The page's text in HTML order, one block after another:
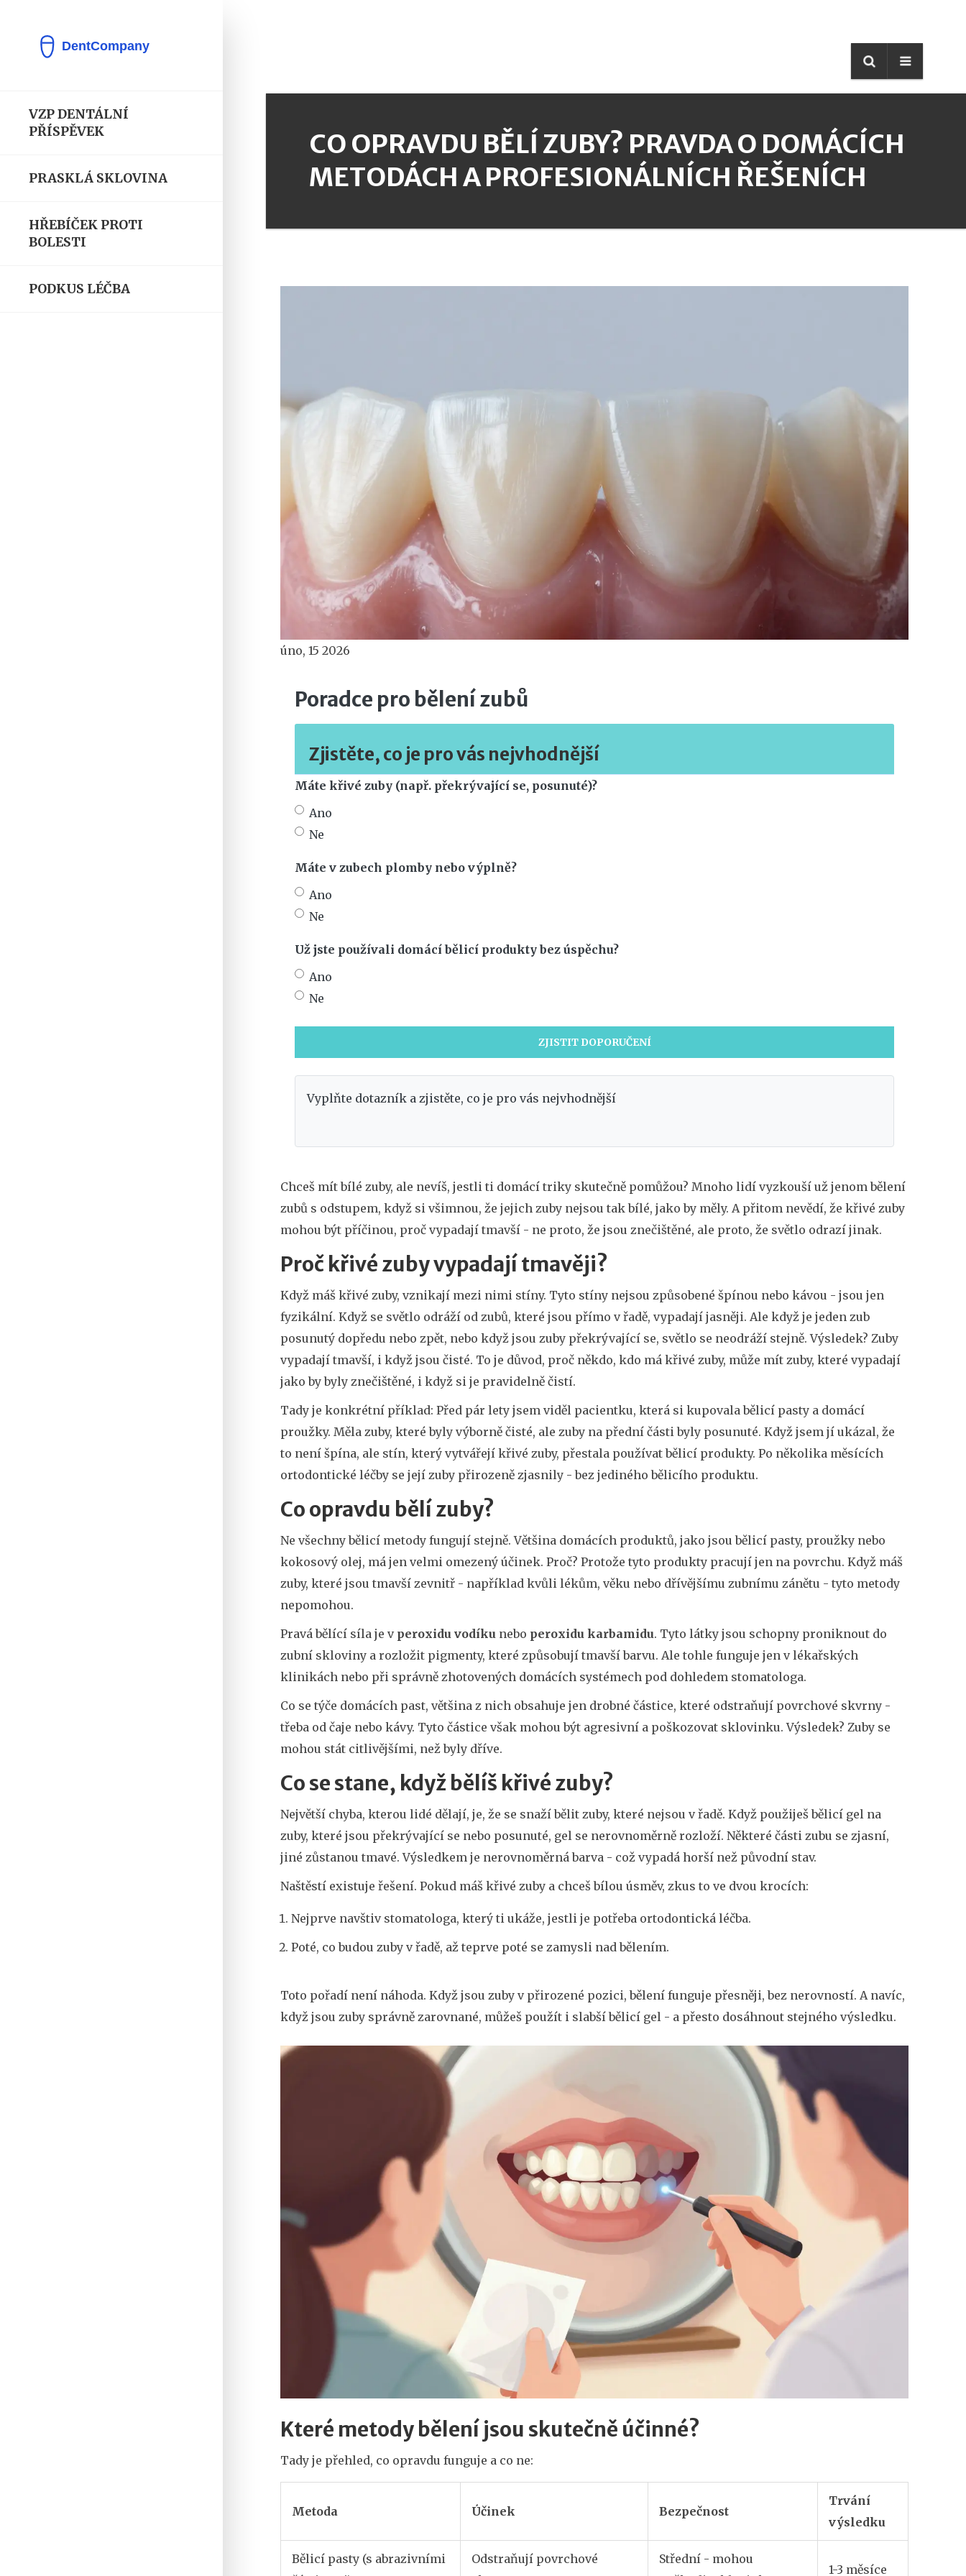
VZP DENTÁLNÍ
PŘÍSPĚVEK
PRASKLÁ SKLOVINA
HŘEBÍČEK PROTI
BOLESTI
PODKUS LÉČBA
CO OPRAVDU BĚLÍ ZUBY? PRAVDA O DOMÁCÍCH
METODÁCH A PROFESIONÁLNÍCH ŘEŠENÍCH
úno, 15 2026
Poradce pro bělení zubů
Zjistěte, co je pro vás nejvhodnější
Máte křivé zuby (např. překrývající se, posunuté)?
Ano
Ne
Máte v zubech plomby nebo výplně?
Ano
Ne
Už jste používali domácí bělicí produkty bez úspěchu?
Ano
Ne
ZJISTIT DOPORUČENÍ
Vyplňte dotazník a zjistěte, co je pro vás nejvhodnější
Chceš mít bílé zuby, ale nevíš, jestli ti domácí triky skutečně pomůžou? Mnoho lidí vyzkouší už jenom bělení
zubů s odstupem, když si všimnou, že jejich zuby nejsou tak bílé, jako by měly. A přitom nevědí, že křivé zuby
mohou být příčinou, proč vypadají tmavší - ne proto, že jsou znečištěné, ale proto, že světlo odrazí jinak.
Proč křivé zuby vypadají tmavěji?
Když máš křivé zuby, vznikají mezi nimi stíny. Tyto stíny nejsou způsobené špínou nebo kávou - jsou jen
fyzikální. Když se světlo odráží od zubů, které jsou přímo v řadě, vypadají jasněji. Ale když je jeden zub
posunutý dopředu nebo zpět, nebo když jsou zuby překrývající se, světlo se neodráží stejně. Výsledek? Zuby
vypadají tmavší, i když jsou čisté. To je důvod, proč někdo, kdo má křivé zuby, může mít zuby, které vypadají
jako by byly znečištěné, i když si je pravidelně čistí.
Tady je konkrétní příklad: Před pár lety jsem viděl pacientku, která si kupovala bělicí pasty a domácí
proužky. Měla zuby, které byly výborně čisté, ale zuby na přední části byly posunuté. Když jsem jí ukázal, že
to není špína, ale stín, který vytvářejí křivé zuby, přestala používat bělicí produkty. Po několika měsících
ortodontické léčby se její zuby přirozeně zjasnily - bez jediného bělicího produktu.
Co opravdu bělí zuby?
Ne všechny bělicí metody fungují stejně. Většina domácích produktů, jako jsou bělicí pasty, proužky nebo
kokosový olej, má jen velmi omezený účinek. Proč? Protože tyto produkty pracují jen na povrchu. Když máš
zuby, které jsou tmavší zevnitř - například kvůli lékům, věku nebo dřívějšímu zubnímu zánětu - tyto metody
nepomohou.
Pravá bělící síla je v peroxidu vodíku nebo peroxidu karbamidu. Tyto látky jsou schopny proniknout do
zubní skloviny a rozložit pigmenty, které způsobují tmavší barvu. Ale tohle funguje jen v lékařských
klinikách nebo při správně zhotovených domácích systémech pod dohledem stomatologa.
Co se týče domácích past, většina z nich obsahuje jen drobné částice, které odstraňují povrchové skvrny -
třeba od čaje nebo kávy. Tyto částice však mohou být agresivní a poškozovat sklovinku. Výsledek? Zuby se
mohou stát citlivějšími, než byly dříve.
Co se stane, když bělíš křivé zuby?
Největší chyba, kterou lidé dělají, je, že se snaží bělit zuby, které nejsou v řadě. Když použiješ bělicí gel na
zuby, které jsou překrývající se nebo posunuté, gel se nerovnoměrně rozloží. Některé části zubu se zjasní,
jiné zůstanou tmavé. Výsledkem je nerovnoměrná barva - což vypadá horší než původní stav.
Naštěstí existuje řešení. Pokud máš křivé zuby a chceš bílou úsměv, zkus to ve dvou krocích:
Nejprve navštiv stomatologa, který ti ukáže, jestli je potřeba ortodontická léčba.
Poté, co budou zuby v řadě, až teprve poté se zamysli nad bělením.
Toto pořadí není náhoda. Když jsou zuby v přirozené pozici, bělení funguje přesněji, bez nerovností. A navíc,
když jsou zuby správně zarovnané, můžeš použít i slabší bělicí gel - a přesto dosáhnout stejného výsledku.
Které metody bělení jsou skutečně účinné?
Tady je přehled, co opravdu funguje a co ne:
Metoda Účinek Bezpečnost
Trvání
výsledku
Bělicí pasty (s abrazivními
Odstraňují povrchové
Střední - mohou
1-3 měsíce